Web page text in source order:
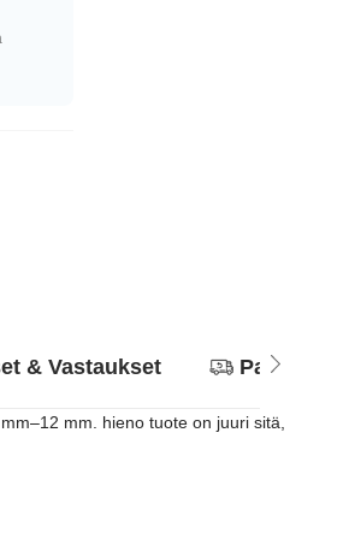
& Vastaukset
mm. hieno tuote on juuri sitä,